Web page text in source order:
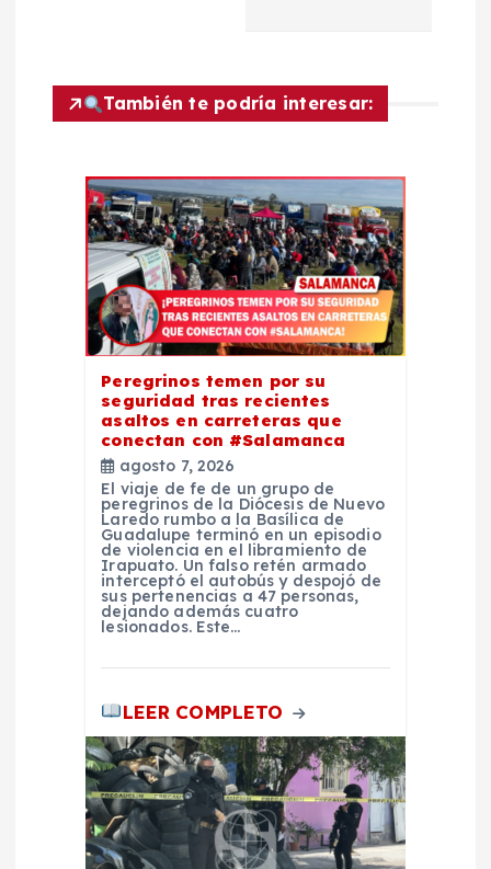
ó
También te podría interesar:
Peregrinos temen por su
seguridad tras recientes
asaltos en carreteras que
conectan con #Salamanca
agosto 7, 2026
El viaje de fe de un grupo de
peregrinos de la Diócesis de Nuevo
Laredo rumbo a la Basílica de
Guadalupe terminó en un episodio
de violencia en el libramiento de
Irapuato. Un falso retén armado
interceptó el autobús y despojó de
sus pertenencias a 47 personas,
dejando además cuatro
lesionados. Este…
LEER COMPLETO